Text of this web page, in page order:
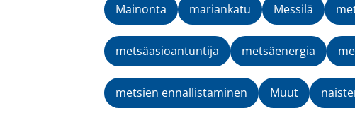
Mainonta mariankatu Messilä
metsäasioantuntija metsäenergia
metsien ennallistaminen Muut